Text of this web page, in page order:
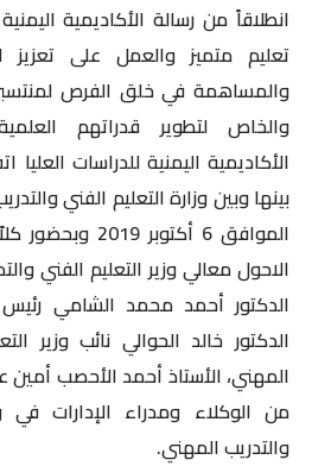
انطلاقاً من رسالة الأكاديمية
تعليم متميز والعمل على تعزيز
والمساهمة في خلق الفرص
والخاص لتطوير قدراتهم
الأكاديمية اليمنية للدراسات
بينها وبين وزارة التعليم الفني
الموافق 6 أكتوبر
الاحول معالي وزير التعليم الفني
الدكتور أحمد محمد الشامي رئيس
الدكتور خالد الحوالي نائب وزير
المهني، الأستاذ أحمد الأحصب أمين
من الوكلاء ومدراء الإدارات في
والتدريب المهني.